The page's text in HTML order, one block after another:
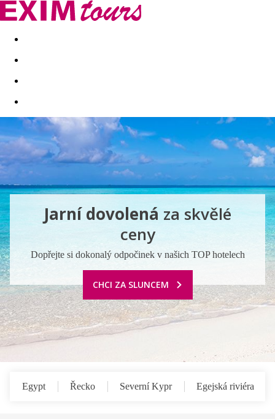
Akční nabídky Last minute
Jarní dovolená za skvělé
ceny
Dopřejte si dokonalý odpočinek v našich TOP hotelech
CHCI ZA SLUNCEM
Egypt Řecko Severní Kypr Egejská riviéra